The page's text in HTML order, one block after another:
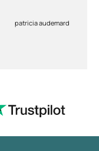
patricia audemard